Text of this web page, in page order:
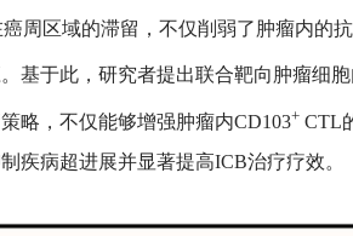
周区域的滞留，不仅削弱了肿瘤内的
基于此，研究者提出联合靶向肿瘤细
略，不仅能够增强肿瘤内CD103+ CTL
疾病超进展并显著提高ICB治疗疗效。